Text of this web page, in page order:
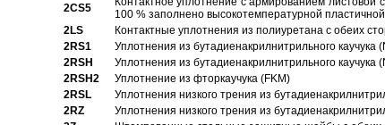
2CS5
100 % заполнено высокотемпературной
2LS
Контактные уплотнения из полиуретана с обеих
2RS1
Уплотнения из бутадиенакрилнитрильного
2RSH
Уплотнения из бутадиенакрилнитрильного
2RSH2
Уплотнение из фторкаучука (FKM)
2RSL
Уплотнения низкого трения из
2RZ
Уплотнения низкого трения из